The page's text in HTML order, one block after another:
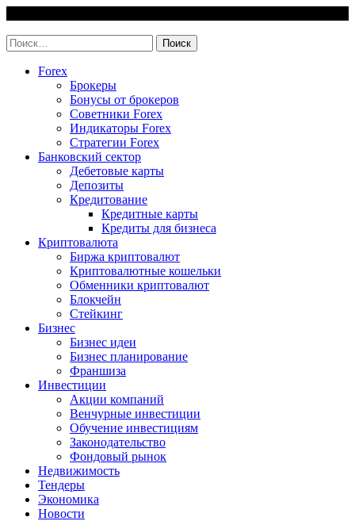
content
Найти:
Forex
Брокеры
Бонусы от брокеров
Советники Forex
Индикаторы Forex
Стратегии Forex
Банковский сектор
Дебетовые карты
Депозиты
Кредитование
Кредитные карты
Кредиты для бизнеса
Криптовалюта
Биржа криптовалют
Криптовалютные кошельки
Обменники криптовалют
Блокчейн
Стейкинг
Бизнес
Бизнес идеи
Бизнес планирование
Франшиза
Инвестиции
Акции компаний
Венчурные инвестиции
Обучение инвестициям
Законодательство
Фондовый рынок
Недвижимость
Тендеры
Экономика
Новости